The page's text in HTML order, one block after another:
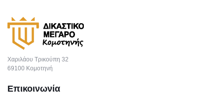
Χαριλάου Τρικούπη 32
69100 Κομοτηνή
Επικοινωνία